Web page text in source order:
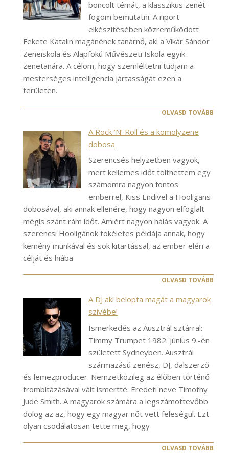
boncolt témát, a klasszikus zenét
fogom bemutatni. A riport
elkészítésében közreműködött
Fekete Katalin magánének tanárnő, aki a Vikár Sándor
Zeneiskola és Alapfokú Művészeti Iskola egyik
zenetanára. A célom, hogy szemléltetni tudjam a
mesterséges intelligencia jártasságát ezen a
területen.
OLVASD TOVÁBB
A Rock ’N’ Roll és a komolyzene
dobosa
Szerencsés helyzetben vagyok,
mert kellemes időt tölthettem egy
számomra nagyon fontos
emberrel, Kiss Endivel a Hooligans
dobosával, aki annak ellenére, hogy nagyon elfoglalt
mégis szánt rám időt. Amiért nagyon hálás vagyok. A
szerencsi Hooligánok tökéletes példája annak, hogy
kemény munkával és sok kitartással, az ember eléri a
célját és hiába
OLVASD TOVÁBB
A DJ aki belopta magát a magyarok
szívébe!
Ismerkedés az Ausztrál sztárral:
Timmy Trumpet 1982. június 9.-én
született Sydneyben. Ausztrál
származású zenész, DJ, dalszerző
és lemezproducer. Nemzetközileg az élőben történő
trombitázásával vált ismertté. Eredeti neve Timothy
Jude Smith. A magyarok számára a legszámottevőbb
dolog az az, hogy egy magyar nőt vett feleségül. Ezt
olyan csodálatosan tette meg, hogy
OLVASD TOVÁBB